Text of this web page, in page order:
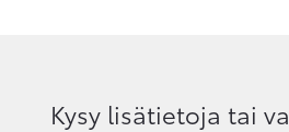
Kysy lisätietoja tai